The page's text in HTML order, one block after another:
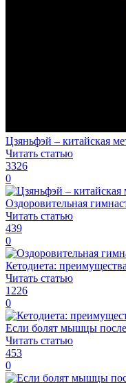
Цзяньфэй – китайская
Читать статью
3326
0
Оздоровительная
Читать статью
439
0
Кетодиета:
Читать статью
1226
0
Если болят мышцы
Читать статью
453
0